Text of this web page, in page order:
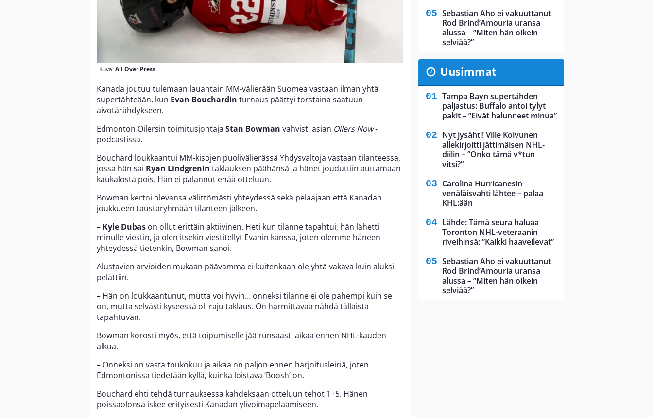
Kuva:All Over Press
Kanada joutuu tulemaan lauantain MM-välierään Suomea vastaan ilman yhtä
supertähteään, kun Evan Bouchardin turnaus päättyi torstaina saatuun
aivotärähdykseen.
Edmonton Oilersin toimitusjohtaja Stan Bowman vahvisti asian Oilers Now-
podcastissa.
Bouchard loukkaantui MM-kisojen puolivälierässä Yhdysvaltoja vastaan tilanteessa,
jossa hän sai Ryan Lindgrenin taklauksen päähänsä ja hänet jouduttiin auttamaan
kaukalosta pois. Hän ei palannut enää otteluun.
Bowman kertoi olevansa välittömästi yhteydessä sekä pelaajaan että Kanadan
joukkueen taustaryhmään tilanteen jälkeen.
– Kyle Dubas on ollut erittäin aktiivinen. Heti kun tilanne tapahtui, hän lähetti
minulle viestin, ja olen itsekin viestitellyt Evanin kanssa, joten olemme häneen
yhteydessä tietenkin, Bowman sanoi.
Alustavien arvioiden mukaan päävamma ei kuitenkaan ole yhtä vakava kuin aluksi
pelättiin.
– Hän on loukkaantunut, mutta voi hyvin… onneksi tilanne ei ole pahempi kuin se
on, mutta selvästi kyseessä oli raju taklaus. On harmittavaa nähdä tällaista
tapahtuvan.
Bowman korosti myös, että toipumiselle jää runsaasti aikaa ennen NHL-kauden
alkua.
– Onneksi on vasta toukokuu ja aikaa on paljon ennen harjoitusleiriä, joten
Edmontonissa tiedetään kyllä, kuinka loistava ‘Boosh’ on.
Bouchard ehti tehdä turnauksessa kahdeksaan otteluun tehot 1+5. Hänen
poissaolonsa iskee erityisesti Kanadan ylivoimapelaamiseen.
Sebastian Aho ei vakuuttanut
Rod Brind’Amouria uransa
alussa – ”Miten hän oikein
selviää?”
Uusimmat
Tampa Bayn supertähden
paljastus: Buffalo antoi tylyt
pakit – ”Eivät halunneet minua”
Nyt jysähti! Ville Koivunen
allekirjoitti jättimäisen NHL-
diilin – ”Onko tämä v*tun
vitsi?”
Carolina Hurricanesin
venäläisvahti lähtee – palaa
KHL:ään
Lähde: Tämä seura haluaa
Toronton NHL-veteraanin
riveihinsä: ”Kaikki haaveilevat”
Sebastian Aho ei vakuuttanut
Rod Brind’Amouria uransa
alussa – ”Miten hän oikein
selviää?”